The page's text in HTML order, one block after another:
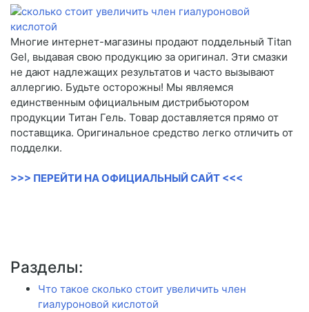
Многие интернет-магазины продают поддельный Titan
Gel, выдавая свою продукцию за оригинал. Эти смазки
не дают надлежащих результатов и часто вызывают
аллергию. Будьте осторожны! Мы являемся
единственным официальным дистрибьютором
продукции Титан Гель. Товар доставляется прямо от
поставщика. Оригинальное средство легко отличить от
подделки.
>>> ПЕРЕЙТИ НА ОФИЦИАЛЬНЫЙ САЙТ <<<
Разделы:
Что такое сколько стоит увеличить член
гиалуроновой кислотой